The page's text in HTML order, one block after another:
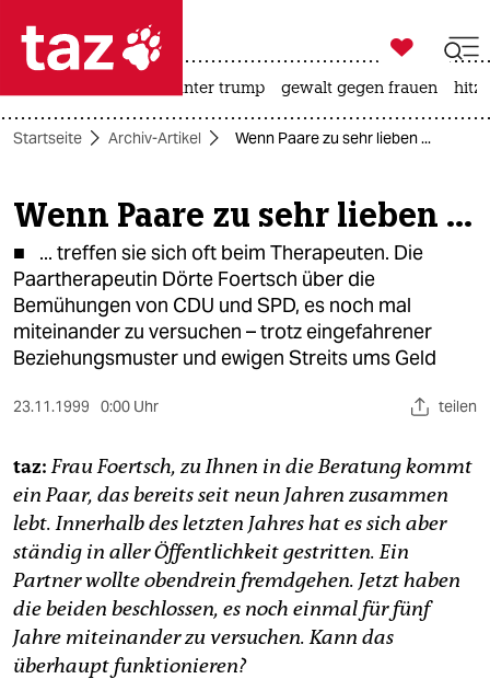
 taz zahl ich
taz zahl ich
themen
politik
öko
gesellschaft
kultur
berlin
nord
wahrheit
verlag

taz zahl ich
usa unter trump gewalt gegen frauen hitze
Startseite Archiv-Artikel Wenn Paare zu sehr lieben ...
Wenn Paare zu sehr lieben ...
■ ... treffen sie sich oft beim Therapeuten. Die
Paartherapeutin Dörte Foertsch über die
Bemühungen von CDU und SPD, es noch mal
miteinander zu versuchen – trotz eingefahrener
Beziehungsmuster und ewigen Streits ums Geld
23.11.1999 0:00 Uhr teilen
taz: Frau Foertsch, zu Ihnen in die Beratung kommt
ein Paar, das bereits seit neun Jahren zusammen
lebt. Innerhalb des letzten Jahres hat es sich aber
ständig in aller Öffentlichkeit gestritten. Ein
Partner wollte obendrein fremdgehen. Jetzt haben
die beiden beschlossen, es noch einmal für fünf
Jahre miteinander zu versuchen. Kann das
überhaupt funktionieren?